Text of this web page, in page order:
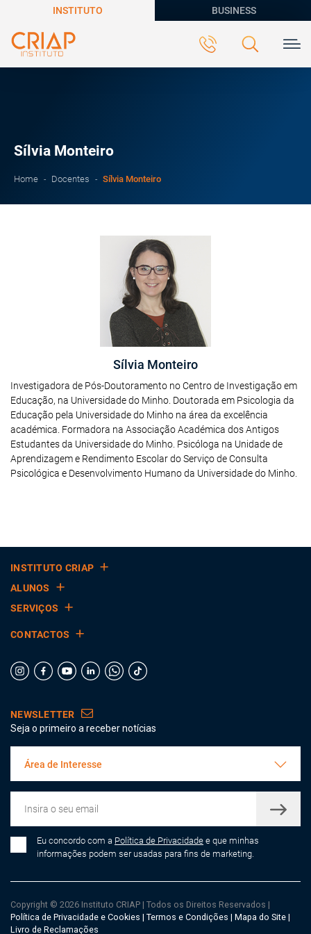
INSTITUTO BUSINESS
Sílvia Monteiro
Home Docentes Sílvia Monteiro
Sílvia Monteiro
Investigadora de Pós-Doutoramento no Centro de Investigação em
Educação, na Universidade do Minho. Doutorada em Psicologia da
Educação pela Universidade do Minho na área da excelência
académica. Formadora na Associação Académica dos Antigos
Estudantes da Universidade do Minho. Psicóloga na Unidade de
Aprendizagem e Rendimento Escolar do Serviço de Consulta
Psicológica e Desenvolvimento Humano da Universidade do Minho.
INSTITUTO CRIAP
ALUNOS
SERVIÇOS
CONTACTOS
NEWSLETTER
Seja o primeiro a receber notícias
Área de Interesse
Eu concordo com a Política de Privacidade e que minhas
informações podem ser usadas para fins de marketing.
Copyright © 2026 Instituto CRIAP | Todos os Direitos Reservados |
Política de Privacidade e Cookies | Termos e Condições | Mapa do Site |
Livro de Reclamações